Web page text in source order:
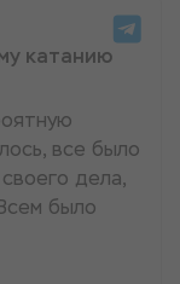
катанию
все было
дела,
было